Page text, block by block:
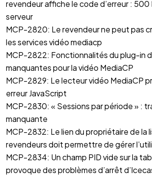
revendeur affiche le code d’erreur : 500
serveur
MCP-2820: Le revendeur ne peut pas
les services vidéo mediacp
MCP-2822: Fonctionnalités du plug-in
manquantes pour la vidéo MediaCP
MCP-2829: Le lecteur vidéo MediaCP
erreur JavaScript
MCP-2830: « Sessions par période » :
manquante
MCP-2832: Le lien du propriétaire de la
revendeurs doit permettre de gérer
MCP-2834: Un champ PID vide sur la
provoque des problèmes d’arrêt